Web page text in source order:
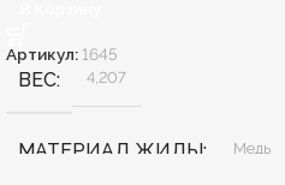
Артикул: 1645
ВЕС 4,207
МАТЕРИАЛ ЖИЛЫ Медь